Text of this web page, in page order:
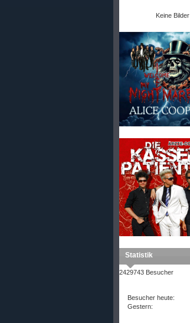
Keine Bilder
Statistik
2429743 Besucher
Besucher heute:
Gestern: